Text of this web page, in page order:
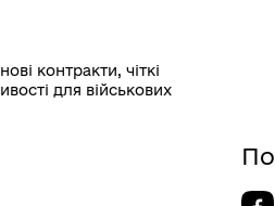
контракти, чіткі
для військових